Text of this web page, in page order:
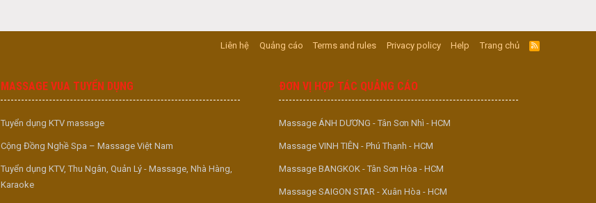
Liên hệ Quảng cáo Terms and rules Privacy policy Help Trang chủ
R
S
MASSAGE VUA TUYỂN DỤNG
Tuyển dụng KTV massage
Cộng Đồng Nghề Spa – Massage Việt Nam
Tuyển dụng KTV, Thu Ngân, Quản Lý - Massage, Nhà Hàng,
Karaoke
ĐƠN VỊ HỢP TÁC QUẢNG CÁO
Massage ÁNH DƯƠNG - Tân Sơn Nhì - HCM
Massage VINH TIÊN - Phú Thạnh - HCM
Massage BANGKOK - Tân Sơn Hòa - HCM
Massage SAIGON STAR - Xuân Hòa - HCM